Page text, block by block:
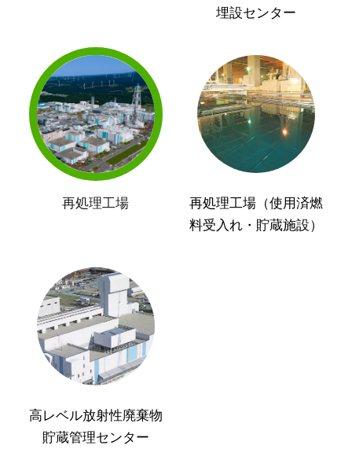
埋設センター
再処理工場
再処理工場（使用済燃
料受入れ・貯蔵施設）
高レベル放射性廃棄物
貯蔵管理センター